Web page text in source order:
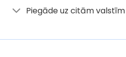
Piegāde uz citām valstīm